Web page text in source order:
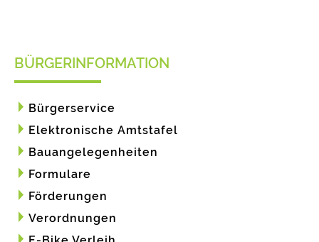
BÜRGERINFORMATION
Bürgerservice
Elektronische Amtstafel
Bauangelegenheiten
Formulare
Förderungen
Verordnungen